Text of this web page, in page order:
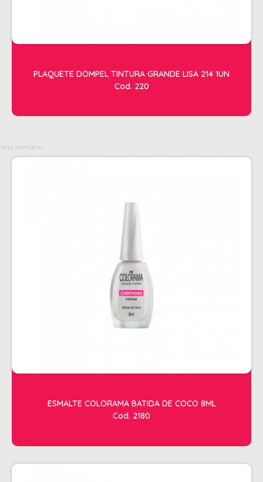
ALCOOL
DETERGENTE ENZIMÁTICO
LUVAS + MASCARAS
REMOVEDOR DE TINTURA
MANICURE
ACESSORIOS
ALICATES
AMOLECEDOR DE CUTICULAS
LUVAS E SAPATILHAS C/CREME
PLAQUETE DOMPEL TINTURA GRANDE LISA 214 1UN
Cod. 220
Veja também:
ESMALTE COLORAMA BATIDA DE COCO 8ML
Cod. 2180